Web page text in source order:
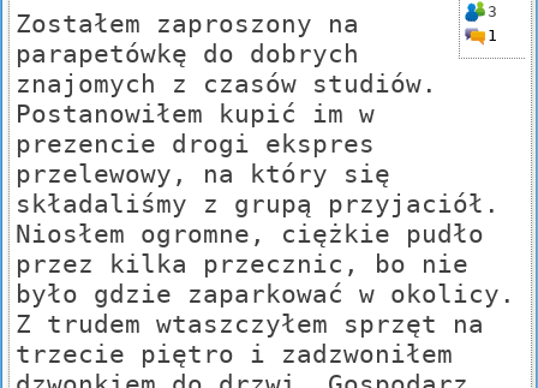
3
1
Zostałem zaproszony na
parapetówkę do dobrych
znajomych z czasów studiów.
Postanowiłem kupić im w
prezencie drogi ekspres
przelewowy, na który się
składaliśmy z grupą przyjaciół.
Niosłem ogromne, ciężkie pudło
przez kilka przecznic, bo nie
było gdzie zaparkować w okolicy.
Z trudem wtaszczyłem sprzęt na
trzecie piętro i zadzwoniłem